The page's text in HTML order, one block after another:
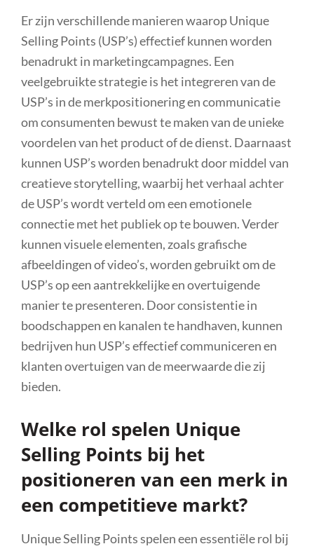
Er zijn verschillende manieren waarop Unique
Selling Points (USP’s) effectief kunnen worden
benadrukt in marketingcampagnes. Een
veelgebruikte strategie is het integreren van de
USP’s in de merkpositionering en communicatie
om consumenten bewust te maken van de unieke
voordelen van het product of de dienst. Daarnaast
kunnen USP’s worden benadrukt door middel van
creatieve storytelling, waarbij het verhaal achter
de USP’s wordt verteld om een emotionele
connectie met het publiek op te bouwen. Verder
kunnen visuele elementen, zoals grafische
afbeeldingen of video’s, worden gebruikt om de
USP’s op een aantrekkelijke en overtuigende
manier te presenteren. Door consistentie in
boodschappen en kanalen te handhaven, kunnen
bedrijven hun USP’s effectief communiceren en
klanten overtuigen van de meerwaarde die zij
bieden.
Welke rol spelen Unique
Selling Points bij het
positioneren van een merk in
een competitieve markt?
Unique Selling Points spelen een essentiële rol bij